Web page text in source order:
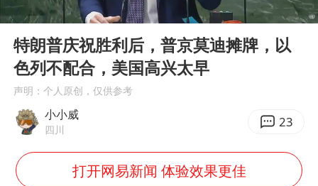
王艺迪无缘横滨赛决赛
以军士兵把枪口对准中国记者
泰国：高度重视中国游客旅游体验
2025年小学教师减少13.19万
Play
00:00 07:46
特朗普庆祝胜利后，普京莫迪摊牌，以
色列不配合，美国高兴太早
声明：个人原创，仅供参考
小小威
四川 23
打开网易新闻 体验效果更佳